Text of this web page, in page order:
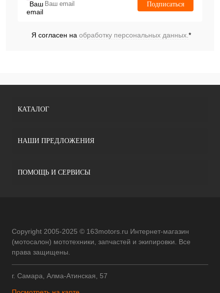
Подписаться
Я согласен на обработку персональных данных.*
КАТАЛОГ
НАШИ ПРЕДЛОЖЕНИЯ
ПОМОЩЬ И СЕРВИСЫ
Copyright 2005-2025 © 163motors.ru Интернет-магазин
(мотосалон) мототехники, запчастей и экипировки. Все
права защищены.
г. Самара, Алма-Атинская, 57